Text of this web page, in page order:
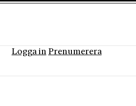
Logga in Prenumerera